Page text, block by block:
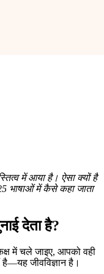
में आया है। ऐसा क्यों है
भाषाओं में कैसे कहा जाता
देता है?
में चले जाइए, आपको वही
जीवविज्ञान है।